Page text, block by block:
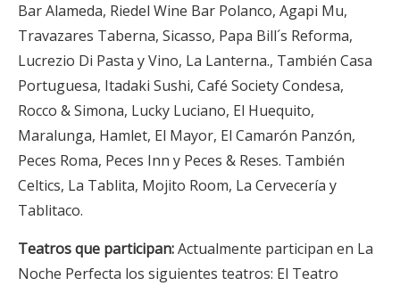
Bar Alameda, Riedel Wine Bar Polanco, Agapi Mu,
Travazares Taberna, Sicasso, Papa Bill´s Reforma,
Lucrezio Di Pasta y Vino, La Lanterna., También Casa
Portuguesa, Itadaki Sushi, Café Society Condesa,
Rocco & Simona, Lucky Luciano, El Huequito,
Maralunga, Hamlet, El Mayor, El Camarón Panzón,
Peces Roma, Peces Inn y Peces & Reses. También
Celtics, La Tablita, Mojito Room, La Cervecería y
Tablitaco.
Teatros que participan:Actualmente participan en La
Noche Perfecta los siguientes teatros: El Teatro